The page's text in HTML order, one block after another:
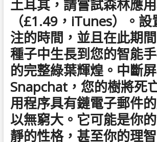
土耳其，請嘗試森林應
（£1.49，iTunes）。
注的時間，並且在此期
種子中生長到您的智能
的完整綠葉輝煌。中斷
Snapchat，您的樹將死
用程序具有鏈電子郵件
以無窮大。它可能是你
靜的性格，甚至你的理